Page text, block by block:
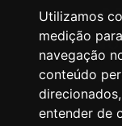
Utilizamos
medição
navegação
conteúdo
entender de